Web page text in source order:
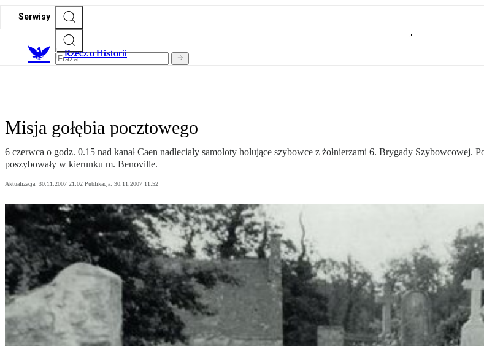
Serwisy
Rzecz o Historii
Misja gołębia pocztowego
6 czerwca o godz. 0.15 nad kanał Caen nadleciały samoloty holujące szybowce z żołnierzami 6. Brygady
poszybowały w kierunku m. Benoville.
Aktualizacja: 30.11.2007 21:02 Publikacja: 30.11.2007 11:52